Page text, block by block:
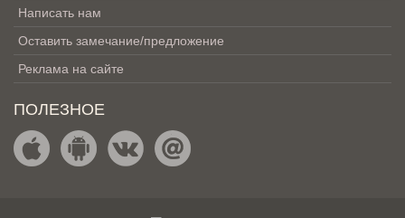
Написать нам
Оставить замечание/предложение
Реклама на сайте
ПОЛЕЗНОЕ